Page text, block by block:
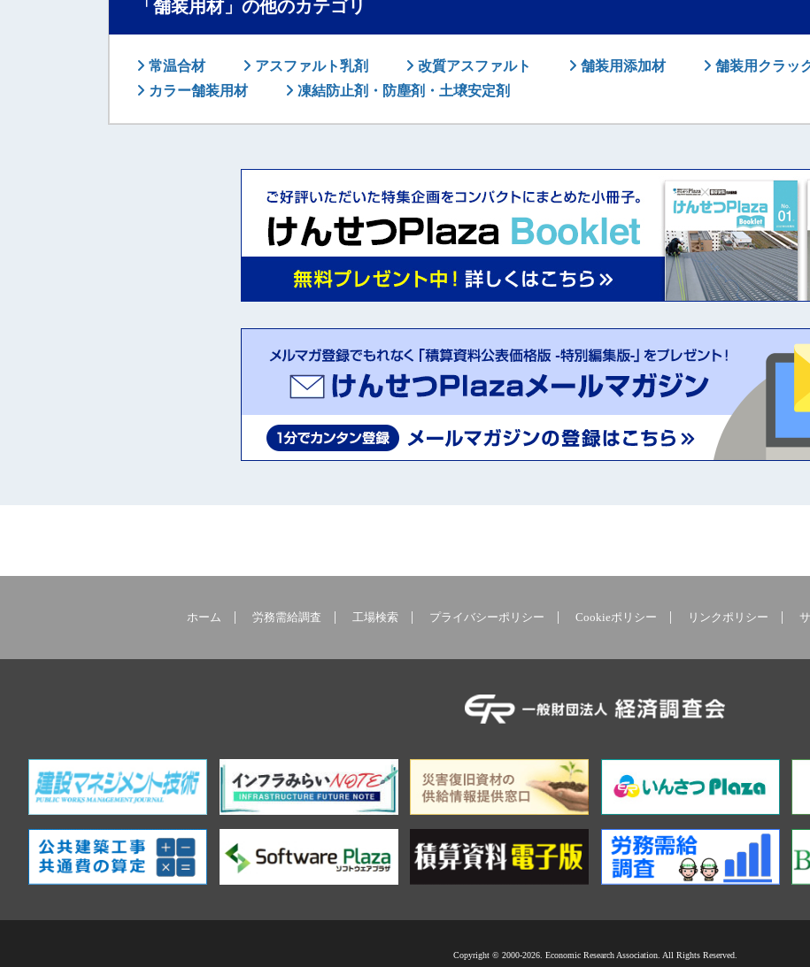
「舗装用材」の他のカテゴリ
常温合材 アスファルト乳剤 改質アスファルト 舗装用添加材 舗装用クラッ
カラー舗装用材
凍結防止剤・防塵剤・土壌安定剤
ホーム 労務需給調査 工場検索 プライバシーポリシー Cookieポリシー リンクポリシー
Copyright © 2000-2026. Economic Research Association. All Rights Reserved.